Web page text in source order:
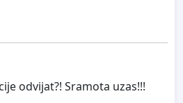
odvijat?! Sramota uzas!!!